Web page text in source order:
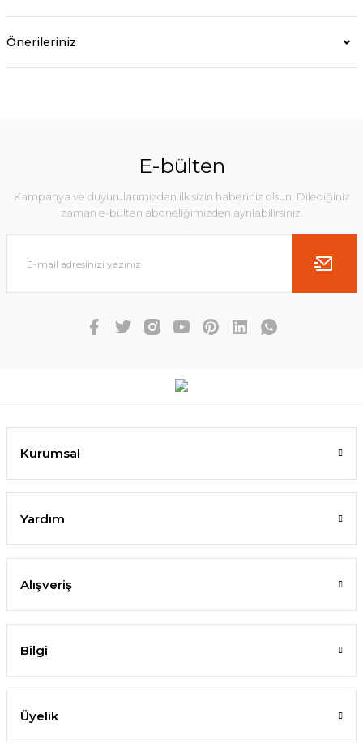
Önerileriniz
E-bülten
Kampanya ve duyurularımızdan ilk sizin haberiniz olsun! Dilediğiniz
zaman e-bülten aboneliğimizden ayrılabilirsiniz.
Kurumsal
Yardım
Alışveriş
Bilgi
Üyelik